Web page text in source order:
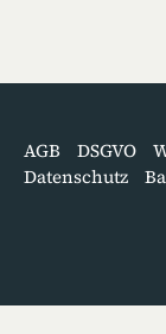
AGB DSGVO
Datenschutz